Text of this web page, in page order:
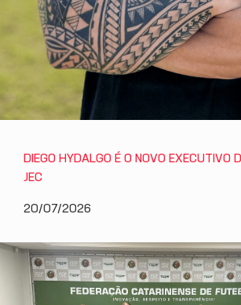
DIEGO HYDALGO É O NOVO EXECUTIVO
JEC
20/07/2026